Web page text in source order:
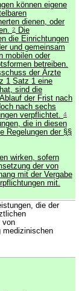
können eigene
dienen, oder
2
Die
die Einrichtungen
und gemeinsam
mobilen oder
betreiben.
der Ärzte
1 Satz 1 eine
sind die
der Frist nach
nach sechs
verpflichtet. 4
die in diesen
Regelungen der §§
wirken, sofern
der von
mit der Vergabe
mit.
die der
von
medizinischen